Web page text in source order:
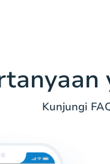
Kunjungi